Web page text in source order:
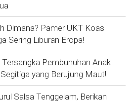
Dimana? Pamer UKT Koas
Sering Liburan Eropa!
Pembunuhan Anak
yang Berujung Maut!
Salsa Tenggelam, Berikan